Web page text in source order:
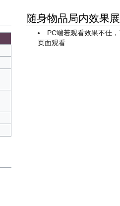
随身物品局内效果
PC端若观看效果不佳
页面观看